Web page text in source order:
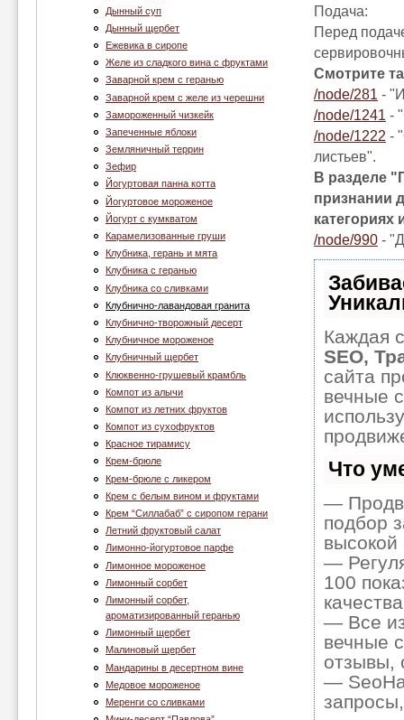
Дынный суп
Дынный щербет
Ежевика в сиропе
Желе из сладкого вина с фруктами
Заварной крем с геранью
Заварной крем с желе из черешни
Замороженный чизкейк
Запеченные яблоки
Земляничный террин
Зефир
Йогуртовая панна котта
Йогуртовое мороженое
Йогурт с кумкватом
Карамелизованные груши
Клубника, герань и мята
Клубника c геранью
Клубника со сливками
Клубнично-лавандовая гранита
Клубнично-творожный десерт
Клубничное мороженое
Клубничный щербет
Клюквенно-грушевый крамбль
Компот из алычи
Компот из летних фруктов
Компот из сухофруктов
Красное тирамису
Крем-брюле
Крем-брюле с ликером
Крем с белым вином и фруктами
Крем “Cиллабаб” с сиропом герани
Летний фруктовый салат
Лимонно-йогуртовое парфе
Лимонное мороженое
Лимонный сорбет
Лимонный сорбет,
ароматизированный геранью
Лимонный щербет
Малиновый щербет
Мандарины в десертном вине
Медовое мороженое
Меренги со сливками
Подача:
Перед
Смотрите
/node/281 -
/node/1241 -
/node/1222 -
листьев".
В разделе
признании
категориях
/node/990 -
Каждая
SEO,
сайта
вечные
Что
—
подбор
высокой
—
100
— Все
вечные
отзывы,
—